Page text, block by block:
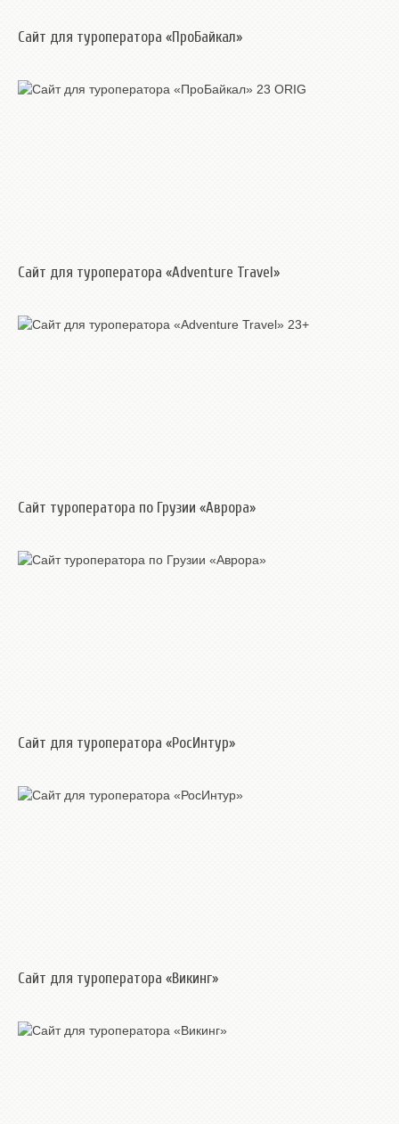
Сайт для туроператора «ПроБайкал»
Сайт для туроператора «Adventure Travel»
Сайт туроператора по Грузии «Аврора»
Сайт для туроператора «РосИнтур»
Сайт для туроператора «Викинг»